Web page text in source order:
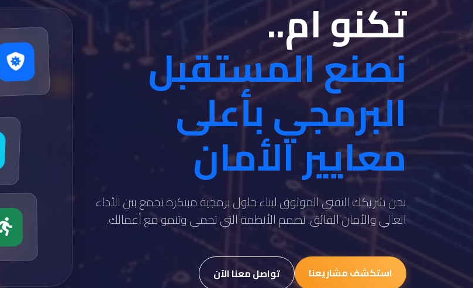
تكنو ام..
نصنع المستقبل
البرمجي بأعلى
معايير الأمان
نحن شريكك التقني الموثوق لبناء حلول برمجية مبتكرة تجمع بين الأداء
العالي والأمان الفائق. نصمم الأنظمة التي تحمي وتنمو مع أعمالك.
استكشف مشاريعنا تواصل معنا الآن